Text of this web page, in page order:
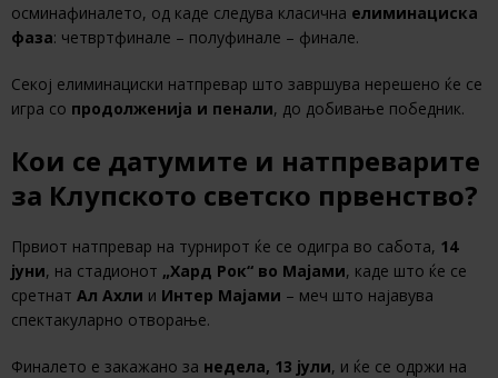
осминафиналето, од каде следува класична елиминациска
фаза: четвртфинале – полуфинале – финале.
Секој елиминациски натпревар што завршува нерешено ќе се
игра со продолженија и пенали, до добивање победник.
Кои се датумите и натпреварите
за Клупското светско првенство?
Првиот натпревар на турнирот ќе се одигра во сабота, 14
јуни, на стадионот „Хард Рок“ во Мајами, каде што ќе се
сретнат Ал Ахли и Интер Мајами – меч што најавува
спектакуларно отворање.
Финалето е закажано за недела, 13 јули, и ќе се одржи на